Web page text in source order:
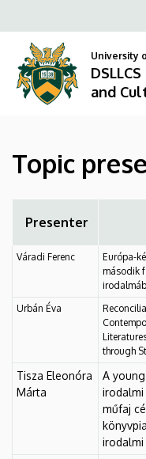
DSLLCS
of
Literary
and
Studies
to
content
University
and
Topic
Presenter
Váradi Ferenc
Európa-
második
Urbán Éva
through
Tisza Eleonóra
Márta
A
irodalmi
műfaj
irodalmi